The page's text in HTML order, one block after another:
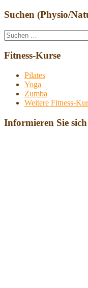
Suchen (Physio/
Suche
nach:
Fitness-Kurse
Pilates
Yoga
Zumba
Weitere Fitness-
Informieren Sie